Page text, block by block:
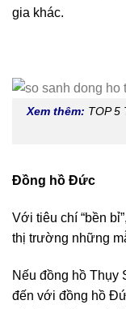
gia khác.
Xem thêm: TOP 5
Đồng hồ Đức
Với tiêu chí “bền
thị trường những
Nếu đồng hồ Thụy
đến với đồng hồ